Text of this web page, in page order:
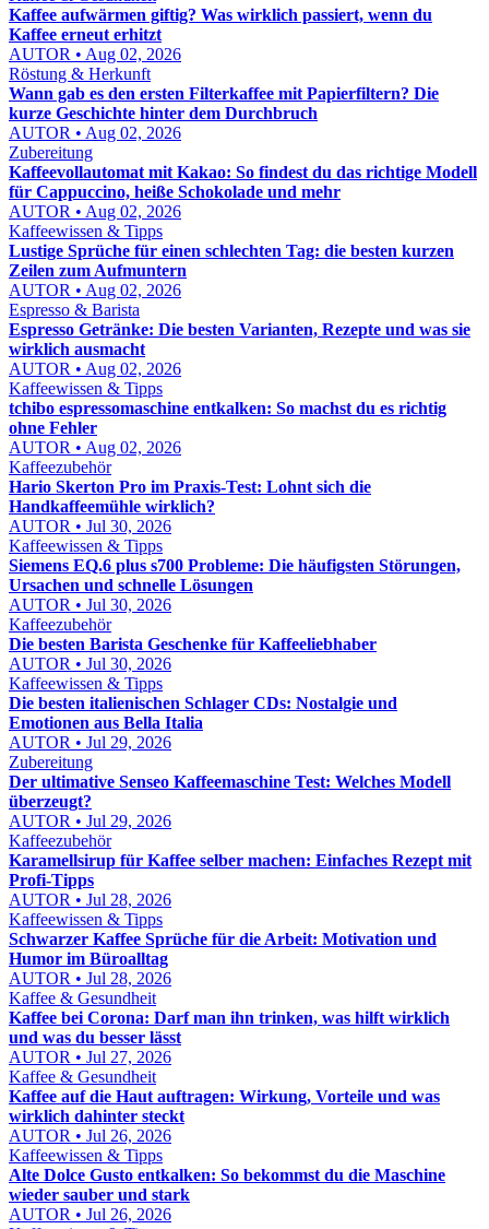
Kaffee aufwärmen giftig? Was wirklich passiert, wenn du
Kaffee erneut erhitzt
AUTOR • Aug 02, 2026
Röstung & Herkunft
Wann gab es den ersten Filterkaffee mit Papierfiltern? Die
kurze Geschichte hinter dem Durchbruch
AUTOR • Aug 02, 2026
Zubereitung
Kaffeevollautomat mit Kakao: So findest du das richtige Modell
für Cappuccino, heiße Schokolade und mehr
AUTOR • Aug 02, 2026
Kaffeewissen & Tipps
Lustige Sprüche für einen schlechten Tag: die besten kurzen
Zeilen zum Aufmuntern
AUTOR • Aug 02, 2026
Espresso & Barista
Espresso Getränke: Die besten Varianten, Rezepte und was sie
wirklich ausmacht
AUTOR • Aug 02, 2026
Kaffeewissen & Tipps
tchibo espressomaschine entkalken: So machst du es richtig
ohne Fehler
AUTOR • Aug 02, 2026
Kaffeezubehör
Hario Skerton Pro im Praxis-Test: Lohnt sich die
Handkaffeemühle wirklich?
AUTOR • Jul 30, 2026
Kaffeewissen & Tipps
Siemens EQ.6 plus s700 Probleme: Die häufigsten Störungen,
Ursachen und schnelle Lösungen
AUTOR • Jul 30, 2026
Kaffeezubehör
Die besten Barista Geschenke für Kaffeeliebhaber
AUTOR • Jul 30, 2026
Kaffeewissen & Tipps
Die besten italienischen Schlager CDs: Nostalgie und
Emotionen aus Bella Italia
AUTOR • Jul 29, 2026
Zubereitung
Der ultimative Senseo Kaffeemaschine Test: Welches Modell
überzeugt?
AUTOR • Jul 29, 2026
Kaffeezubehör
Karamellsirup für Kaffee selber machen: Einfaches Rezept mit
Profi-Tipps
AUTOR • Jul 28, 2026
Kaffeewissen & Tipps
Schwarzer Kaffee Sprüche für die Arbeit: Motivation und
Humor im Büroalltag
AUTOR • Jul 28, 2026
Kaffee & Gesundheit
Kaffee bei Corona: Darf man ihn trinken, was hilft wirklich
und was du besser lässt
AUTOR • Jul 27, 2026
Kaffee & Gesundheit
Kaffee auf die Haut auftragen: Wirkung, Vorteile und was
wirklich dahinter steckt
AUTOR • Jul 26, 2026
Kaffeewissen & Tipps
Alte Dolce Gusto entkalken: So bekommst du die Maschine
wieder sauber und stark
AUTOR • Jul 26, 2026